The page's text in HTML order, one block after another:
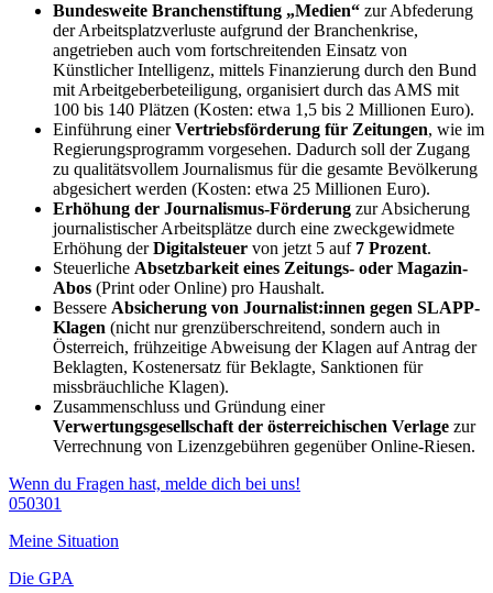
Bundesweite Branchenstiftung „Medien“ zur Abfederung
der Arbeitsplatzverluste aufgrund der Branchenkrise,
angetrieben auch vom fortschreitenden Einsatz von
Künstlicher Intelligenz, mittels Finanzierung durch den Bund
mit Arbeitgeberbeteiligung, organisiert durch das AMS mit
100 bis 140 Plätzen (Kosten: etwa 1,5 bis 2 Millionen Euro).
Einführung einerVertriebsförderung für Zeitungen, wie im
Regierungsprogramm vorgesehen. Dadurch soll der Zugang
zu qualitätsvollem Journalismus für die gesamte Bevölkerung
abgesichert werden (Kosten: etwa 25 Millionen Euro).
Erhöhung der Journalismus-Förderung zur Absicherung
journalistischer Arbeitsplätze durch eine zweckgewidmete
Erhöhung derDigitalsteuer von jetzt 5 auf 7 Prozent.
Steuerliche Absetzbarkeit eines Zeitungs- oder Magazin-
Abos (Print oder Online) pro Haushalt.
Bessere Absicherung von Journalist:innen gegen SLAPP-
Klagen (nicht nur grenzüberschreitend, sondern auch in
Österreich, frühzeitige Abweisung der Klagen auf Antrag der
Beklagten, Kostenersatz für Beklagte, Sanktionen für
missbräuchliche Klagen).
Zusammenschluss und Gründung einer
Verwertungsgesellschaft der österreichischen Verlage zur
Verrechnung von Lizenzgebühren gegenüber Online-Riesen.
Wenn du Fragen hast, melde dich bei uns!
050301
Meine Situation
Die GPA